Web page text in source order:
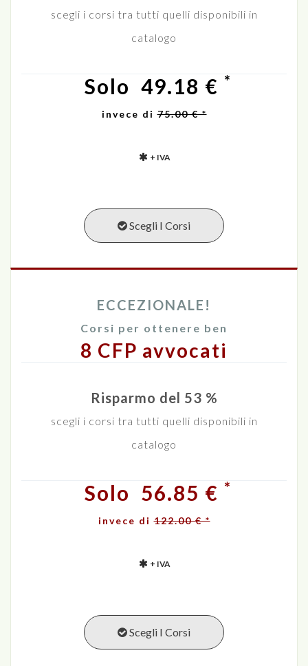
scegli i corsi tra tutti quelli disponibili in
catalogo
Solo 49.18 € *
invece di75.00 € *
+ IVA
Scegli I Corsi
ECCEZIONALE!
Corsi per ottenere ben
8 CFP avvocati
Risparmo del 53 %
scegli i corsi tra tutti quelli disponibili in
catalogo
Solo 56.85 € *
invece di122.00 € *
+ IVA
Scegli I Corsi